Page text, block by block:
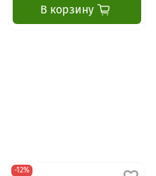
В корзину
-12%